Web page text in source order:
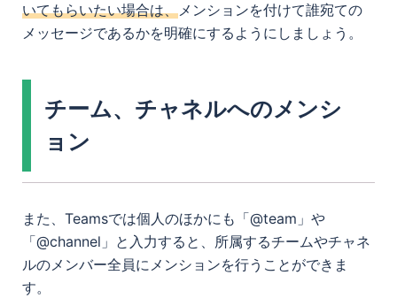
いてもらいたい場合は、メンションを付けて誰宛ての
メッセージであるかを明確にするようにしましょう。
チーム、チャネルへのメンシ
ョン
また、Teamsでは個人のほかにも「@team」や
「@channel」と入力すると、所属するチームやチャネ
ルのメンバー全員にメンションを行うことができま
す。